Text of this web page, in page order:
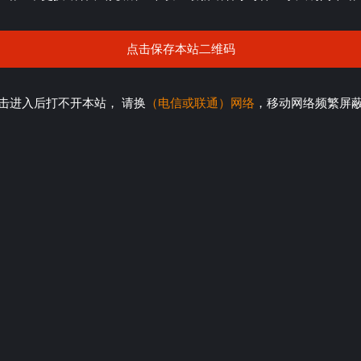
点击保存本站二维码
进入后打不开本站， 请换 （电信或联通）网络 ，移动网络频繁屏